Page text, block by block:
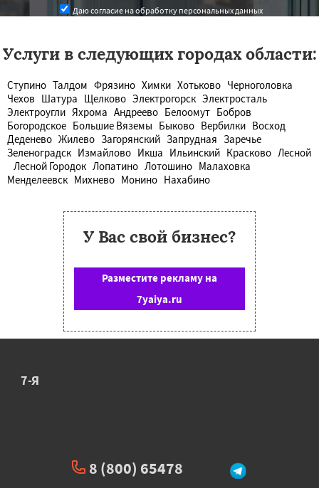
Даю согласие на обработку персональных данных
Услуги в следующих городах области:
Ступино Талдом Фрязино Химки Хотьково Черноголовка
Чехов Шатура Щелково Электрогорск Электросталь
Электроугли Яхрома Андреево Белоомут Бобров
Богородское Большие Вяземы Быково Вербилки Восход
Деденево Жилево Загорянский Запрудная Заречье
Зеленоградск Измайлово Икша Ильинский Красково Лесной
Лесной Городок Лопатино Лотошино Малаховка
Менделеевск Михнево Монино Нахабино
У Вас свой бизнес?
Разместите рекламу на
7yaiya.ru
7-Я
8 (800) 65478